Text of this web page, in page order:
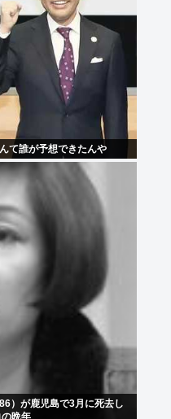
て誰が予想できたんや
）が鹿児島で3月に死去し